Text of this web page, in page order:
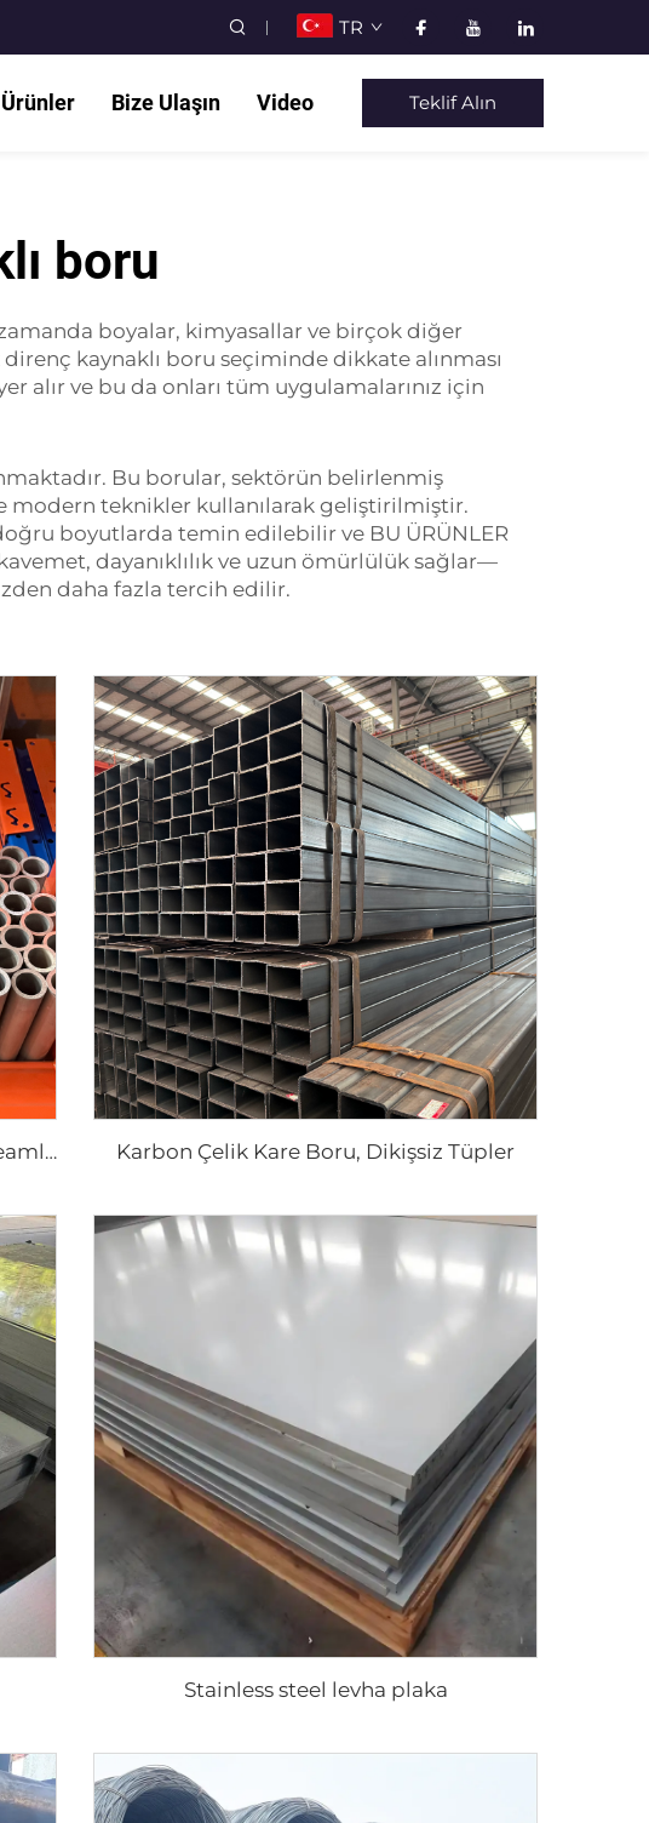
TR
Ürünler Bize Ulaşın Video Teklif Alın
boru
boyalar, kimyasallar ve birçok diğer
kaynaklı boru seçiminde dikkate alınması
alır ve bu da onları tüm uygulamalarınız için
Bu borular, sektörün belirlenmiş
modern teknikler kullanılarak geliştirilmiştir.
boyutlarda temin edilebilir ve BU ÜRÜNLER
dayanıklılık ve uzun ömürlülük sağlar—
daha fazla tercih edilir.
JIS ASTM Alüminyum yuvarlak boru/seamless boru Karbon Çelik Kare Boru, Dikişsiz Tüpler
Stainless steel levha plaka